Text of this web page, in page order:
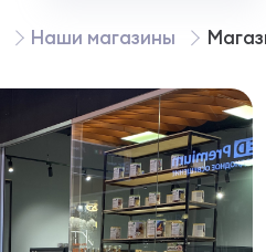
Наши магазины